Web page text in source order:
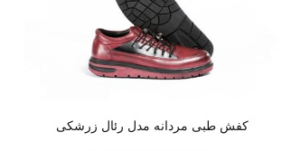
کفش طبی مردانه مدل رئال زرشکی